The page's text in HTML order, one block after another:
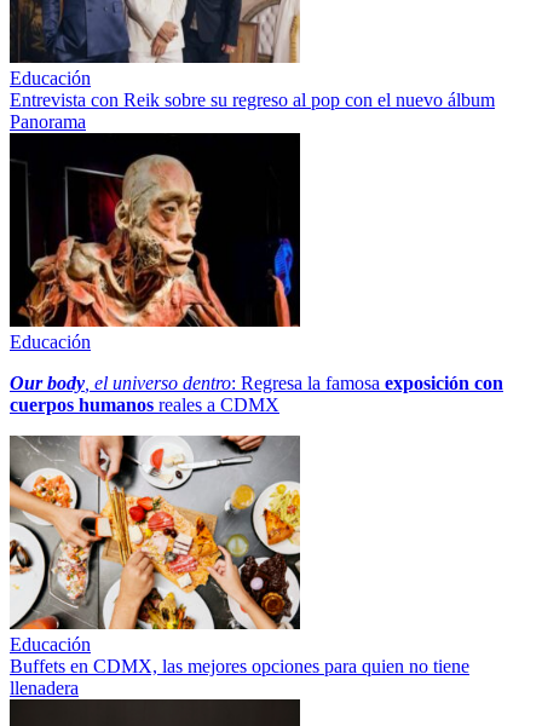
Educación
Entrevista con Reik sobre su regreso al pop con el nuevo álbum
Panorama
Educación
Our body, el universo dentro: Regresa la famosa exposición con
cuerpos humanos reales a CDMX
Educación
Buffets en CDMX, las mejores opciones para quien no tiene
llenadera